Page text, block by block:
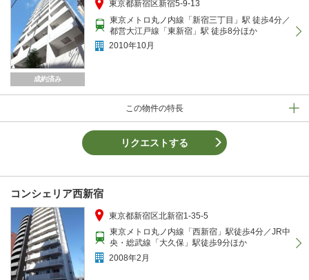
成約済み
この物件の特長
東京都新宿区新宿5-9-13
東京メトロ丸ノ内線「新宿三丁目」駅 徒歩4分／
都営大江戸線「東新宿」駅 徒歩8分ほか
2010年10月
リクエストする
コンシェリア西新宿
東京都新宿区北新宿1-35-5
東京メトロ丸ノ内線「西新宿」駅徒歩4分／JR中
央・総武線「大久保」駅徒歩9分ほか
2008年2月